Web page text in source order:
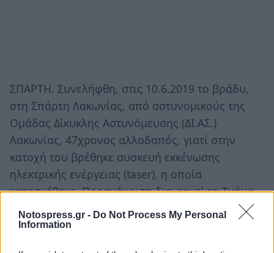
Notospress.gr - Do Not Process My Personal
Information
ΣΠΑΡΤΗ. Συνελήφθη, στις 10.6.2019 το βράδυ,
στη Σπάρτη Λακωνίας, από αστυνομικούς της
Ομάδας Δίκυκλης Αστυνόμευσης (ΔΙ.ΑΣ.)
Λακωνίας, 47χρονος αλλοδαπός, γιατί στην
κατοχή του βρέθηκε συσκευή εκκένωσης
ηλεκτρικής ενέργειας (taser), η οποία
κατασχέθηκε. Προανάκριση διενεργεί το Τμήμα
Ασφαλείας Σπάρτης.